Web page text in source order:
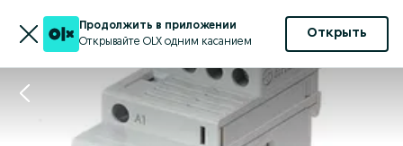
Продолжить в приложении
Открывайте OLX одним касанием
Открыть